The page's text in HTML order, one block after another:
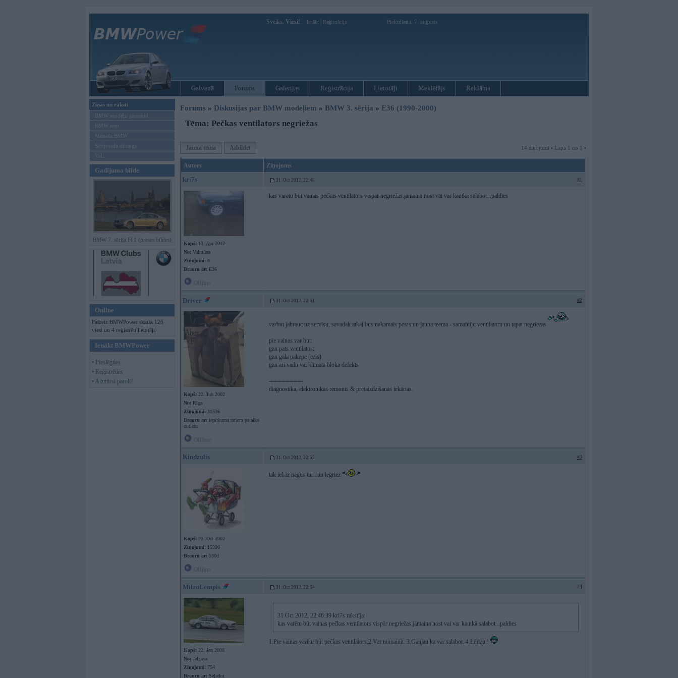
Sveiks, Viesi! Ienākt Reģistrācija Piektdiena, 7. augusts
Galvenā Forums Galerijas Reģistrācija Lietotāji Meklētājs Reklāma
Ziņas un raksti
BMW modeļu jaunumi
BMW testi
Mēneša BMW
Sērijveida tūnings
Vel...
Gadījuma bilde
BMW 7. sērija F01 (preses bildes)
Online
Pašreiz BMWPower skatās 126
viesi un 4 reģistrēti lietotāji.
Ienākt BMWPower
• Pieslēgties
• Reģistrēties
• Aizmirsi paroli?
Forums » Diskusijas par BMW modeļiem » BMW 3. sērija » E36 (1990-2000)
Tēma: Pečkas ventilators negriežas
Jauna tēma Atbildēt 14 ziņojumi • Lapa 1 no 1 •
Autors Ziņojums
kri7s 31. Oct 2012, 22:46 #1
Kopš: 13. Apr 2012
No: Valmiera
Ziņojumi: 6
Braucu ar: E36
kas varētu būt vainas pečkas ventilators vispār negriežas.jāmaina nost vai var kautkā salabot...paldies
Driver 31. Oct 2012, 22:51 #2
Kopš: 22. Jun 2002
No: Rīga
Ziņojumi: 31536
Braucu ar: iepirkuma ratiem pa alko
outletu
varbut jabrauc uz servisu, savadak atkal bus nakamais posts un jauna teema - samainiju ventilatoru un tapat negriezas
pie vainas var but:
gan pats ventilatos;
gan gala pakepe (ezis)
gan ari vadu vai klimata bloka defekts
-----------------
diagnostika, elektronikas remonts & pretaizdzīšanas iekārtas.
Kindzulis 31. Oct 2012, 22:52 #3
Kopš: 22. Oct 2002
Ziņojumi: 15390
Braucu ar: 530d
tak iebāz nagus tur...un iegriez
MilzuLempis 31. Oct 2012, 22:54 #4
Kopš: 22. Jan 2008
No: Jelgava
Ziņojumi: 754
Braucu ar: Seļarku.
31 Oct 2012, 22:46:39 kri7s rakstīja:
kas varētu būt vainas pečkas ventilators vispār negriežas.jāmaina nost vai var kautkā salabot...paldies
1.Pie vainas varētu būt pečkas ventilātors.2.Var nomainīt. 3.Ganjau ka var salabot. 4.Lūdzu !